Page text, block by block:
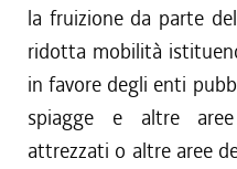
la fruizione da parte
ridotta mobilità
in favore degli enti
spiagge e altre
attrezzati o altre aree